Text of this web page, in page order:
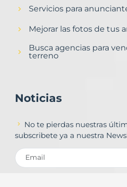
Servicios para
Mejorar las fotos de tus
Busca agencias para
terreno
Noticias
No te pierdas nuestras
subscribete ya a nuestra